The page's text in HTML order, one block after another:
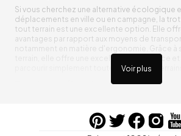
Voir plus
Si vous cherchez une alternative écologique
déplacements en ville ou en campagne, la
tout terrain est une excellente option. Elle
avantages par rapport aux moyens de
notamment en matière d'ergonomie. Grâce à
terrain, elle offre une excellente adhérence et
parcourir simplement toutes sortes de terrains.
Trottinette électrique tout terrain
entre vos trajets, vous n’aurez pas à vous
batterie. De plus, elle est équipée de pneus